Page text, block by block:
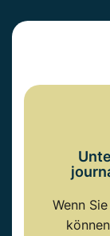
Wenn